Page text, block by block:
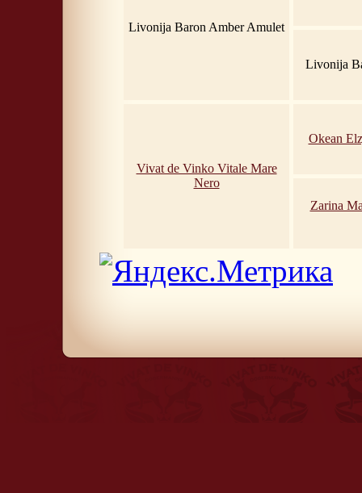
Livonija Baron Amber Amulet
Livonija
Vivat de Vinko Vitale Mare
Nero
Okean
Zarina